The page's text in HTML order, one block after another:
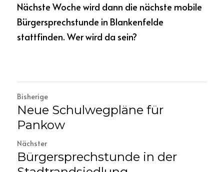
Nächste Woche wird dann die nächste mobile
Bürgersprechstunde in Blankenfelde
stattfinden. Wer wird da sein?
Bisherige
Neue Schulwegpläne für
Pankow
Nächster
Bürgersprechstunde in der